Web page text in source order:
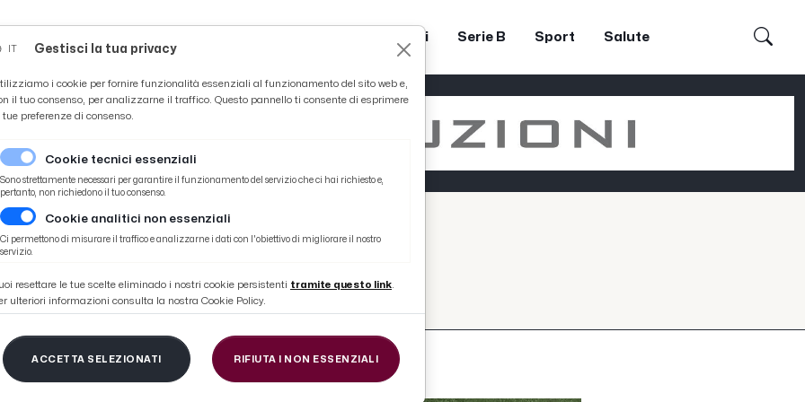
Coppa Teodori Serie B Sport Salute
#CARPI-CALCIO
Gestisci la tua privacy
i cookie per fornire funzionalità essenziali al funzionamento del sito web e,
il tuo consenso, per analizzarne il traffico. Questo pannello ti consente di esprimere
tue preferenze di consenso.
Cookie tecnici essenziali
Sono strettamente necessari per garantire il funzionamento del servizio che ci hai richiesto e,
pertanto, non richiedono il tuo consenso.
Cookie analitici non essenziali
Ci permettono di misurare il traffico e analizzarne i dati con l'obiettivo di migliorare il nostro
servizio.
resettare le tue scelte eliminado i nostri cookie persistenti tramite questo link.
ulteriori informazioni consulta la nostra Cookie Policy.
ACCETTA SELEZIONATI RIFIUTA I NON ESSENZIALI